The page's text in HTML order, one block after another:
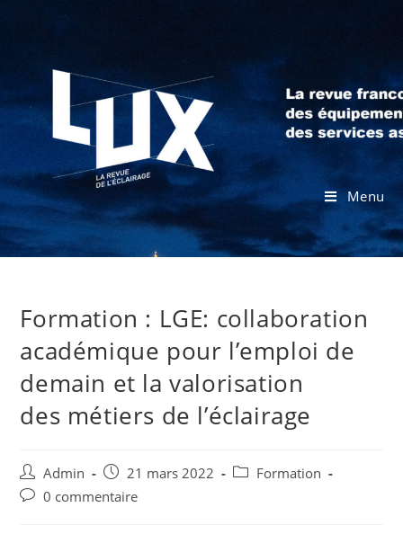
Menu
Formation : LGE: collaboration
académique pour l’emploi de
demain et la valorisation
des métiers de l’éclairage
Admin 21 mars 2022
Formation
0 commentaire